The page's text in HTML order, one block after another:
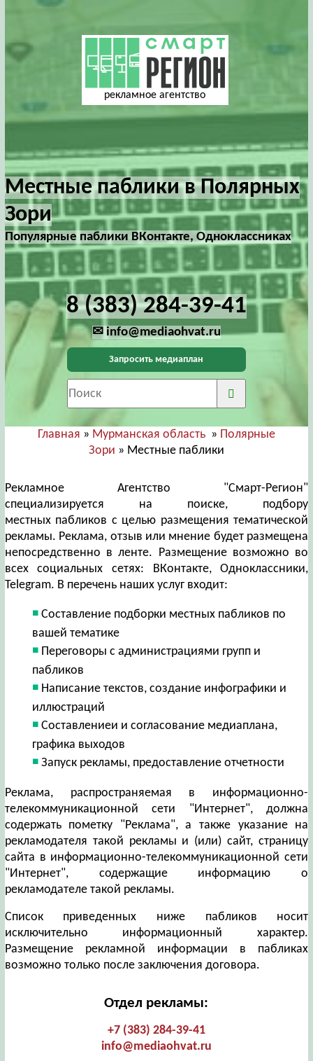
рекламное агентство
Местные паблики в Полярных
Зори
Популярные паблики ВКонтакте, Одноклассниках
8 (383) 284-39-41
✉ info@mediaohvat.ru
Запросить медиаплан
Главная » Мурманская область» Полярные
Зори » Местные паблики
Рекламное Агентство "Смарт-Регион"
специализируется на поиске, подбору
местных пабликов с целью размещения тематической
рекламы. Реклама, отзыв или мнение будет размещена
непосредственно в ленте. Размещение возможно во
всех социальных сетях: ВКонтакте, Одноклассники,
Telegram. В перечень наших услуг входит:
Составление подборки местных пабликов по
вашей тематике
Переговоры с администрациями групп и
пабликов
Написание текстов, создание инфографики и
иллюстраций
Составлениеи и согласование медиаплана,
графика выходов
Запуск рекламы, предоставление отчетности
Реклама, распространяемая в информационно-
телекоммуникационной сети "Интернет", должна
содержать пометку "Реклама", а также указание на
рекламодателя такой рекламы и (или) сайт, страницу
сайта в информационно-телекоммуникационной сети
"Интернет", содержащие информацию о
рекламодателе такой рекламы.
Список приведенных ниже пабликов носит
исключительно информационный характер.
Размещение рекламной информации в пабликах
возможно только после заключения договора.
Отдел рекламы:
+7 (383) 284-39-41
info@mediaohvat.ru